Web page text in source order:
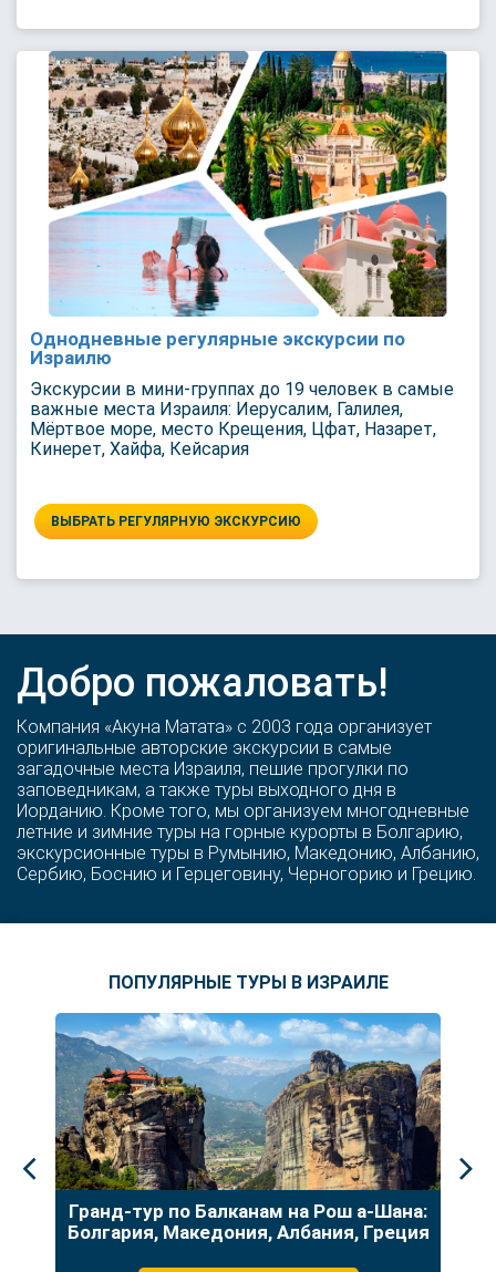
Однодневные регулярные экскурсии по
Израилю
Экскурсии в мини-группах до 19 человек в самые
важные места Израиля: Иерусалим, Галилея,
Мёртвое море, место Крещения, Цфат, Назарет,
Кинерет, Хайфа, Кейсария
ВЫБРАТЬ РЕГУЛЯРНУЮ ЭКСКУРСИЮ
Добро пожаловать!
Компания «Акуна Матата» с 2003 года организует
оригинальные авторские экскурсии в самые
загадочные места Израиля, пешие прогулки по
заповедникам, а также туры выходного дня в
Иорданию. Кроме того, мы организуем многодневные
летние и зимние туры на горные курорты в Болгарию,
экскурсионные туры в Румынию, Македонию, Албанию,
Сербию, Боснию и Герцеговину, Черногорию и Грецию.
ПОПУЛЯРНЫЕ ТУРЫ В ИЗРАИЛЕ
Гранд-тур по Балканам на Рош а-Шана:
Болгария, Македония, Албания, Греция